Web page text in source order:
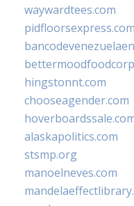
waywardtees.com
pidfloorsexpress.com
hingstonnt.com
chooseagender.com
alaskapolitics.com
stsmp.org
manoelneves.com